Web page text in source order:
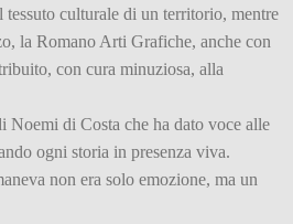
tessuto culturale di un territorio, mentre
la Romano Arti Grafiche, anche con
con cura minuziosa, alla
Noemi di Costa che ha dato voce alle
ogni storia in presenza viva.
non era solo emozione, ma un